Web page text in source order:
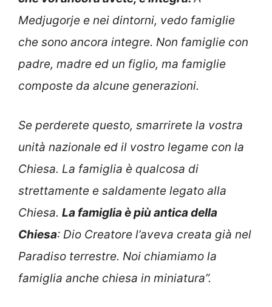
Medjugorje e nei dintorni, vedo famiglie
che sono ancora integre. Non famiglie con
padre, madre ed un figlio, ma famiglie
composte da alcune generazioni.
Se perderete questo, smarrirete la vostra
unità nazionale ed il vostro legame con la
Chiesa. La famiglia è qualcosa di
strettamente e saldamente legato alla
Chiesa. La famiglia è più antica della
Chiesa: Dio Creatore l’aveva creata già nel
Paradiso terrestre. Noi chiamiamo la
famiglia anche chiesa in miniatura”.